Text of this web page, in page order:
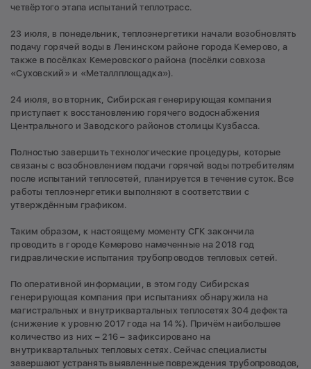
четвёртого этапа испытаний теплотрасс.
23 июля, в понедельник, теплоэнергетики начали возобновлять
подачу горячей воды в Ленинском районе города Кемерово, а
также в посёлках Кемеровского района (посёлки совхоза
«Суховский» и «Металлплощадка»).
24 июля, во вторник, Сибирская генерирующая компания
приступает к восстановлению горячего водоснабжения
Центрального и Заводского районов столицы Кузбасса.
Полностью завершить технологические процедуры, которые
связаны с возобновлением подачи горячей воды потребителям
после испытаний теплосетей, планируется в течение суток. Все
работы теплоэнергетики выполняют в соответствии с
утверждённым графиком.
Таким образом, к настоящему моменту СГК закончила
проводить в городе Кемерово намеченные на 2018 год
гидравлические испытания трубопроводов тепловых сетей.
По оперативной информации, в этом году Сибирская
генерирующая компания при испытаниях обнаружила на
магистральных и внутриквартальных теплосетях 304 дефекта
(снижение к уровню 2017 года на 14 %). Причём наибольшее
количество из них – 216 – зафиксировано на
внутриквартальных тепловых сетях. Сейчас специалисты
завершают устранять выявленные повреждения трубопроводов,